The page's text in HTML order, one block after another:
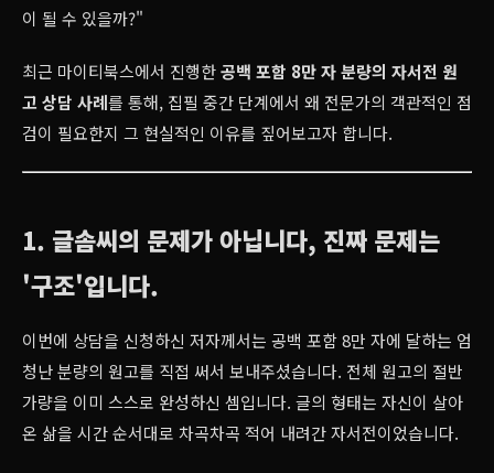
이 될 수 있을까?"
최근 마이티북스에서 진행한공백 포함 8만 자 분량의 자서전 원
고 상담 사례를 통해, 집필 중간 단계에서 왜 전문가의 객관적인 점
검이 필요한지 그 현실적인 이유를 짚어보고자 합니다.
1. 글솜씨의 문제가 아닙니다, 진짜 문제는
'구조'입니다.
이번에 상담을 신청하신 저자께서는 공백 포함 8만 자에 달하는 엄
청난 분량의 원고를 직접 써서 보내주셨습니다. 전체 원고의 절반
가량을 이미 스스로 완성하신 셈입니다. 글의 형태는 자신이 살아
온 삶을 시간 순서대로 차곡차곡 적어 내려간 자서전이었습니다.